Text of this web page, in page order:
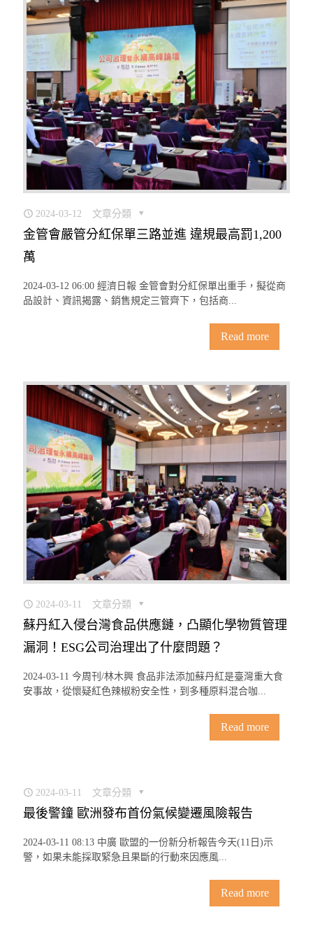
2024-03-12 文章分類
金管會嚴管分紅保單三路並進 違規最高罰1,200
萬
2024-03-12 06:00 經濟日報 金管會對分紅保單出重手，擬從商
品設計、資訊揭露、銷售規定三管齊下，包括商...
Read more
2024-03-11 文章分類
蘇丹紅入侵台灣食品供應鏈，凸顯化學物質管理
漏洞！ESG公司治理出了什麼問題？
2024-03-11 今周刊/林木興 食品非法添加蘇丹紅是臺灣重大食
安事故，從懷疑紅色辣椒粉安全性，到多種原料混合咖...
Read more
2024-03-11 文章分類
最後警鐘 歐洲發布首份氣候變遷風險報告
2024-03-11 08:13 中廣 歐盟的一份新分析報告今天(11日)示
警，如果未能採取緊急且果斷的行動來因應風...
Read more